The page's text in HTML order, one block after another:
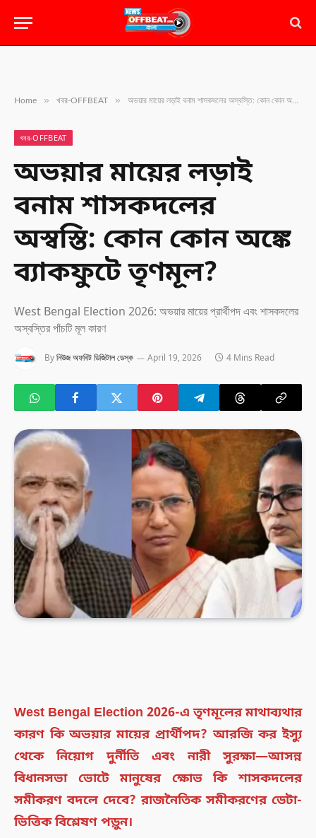
Home » খবর-OFFBEAT » অভয়ার মায়ের লড়াই বনাম শাসকদলের অস্বস্তি: কোন কোন অঙ্কে ব্যাকফুটে তৃণমূল?
খবর-OFFBEAT
অভয়ার মায়ের লড়াই
বনাম শাসকদলের
অস্বস্তি: কোন কোন অঙ্কে
ব্যাকফুটে তৃণমূল?
West Bengal Election 2026: অভয়ার মায়ের প্রার্থীপদ এবং শাসকদলের
অস্বস্তির পাঁচটি মূল কারণ
Byনিউজ অফবিট ডিজিটাল ডেস্ক April 19, 2026 4 Mins Read
West Bengal Election 2026-এ তৃণমূলের মাথাব্যথার
কারণ কি অভয়ার মায়ের প্রার্থীপদ? আরজি কর ইস্যু
থেকে নিয়োগ দুর্নীতি এবং নারী সুরক্ষা—আসন্ন
বিধানসভা ভোটে মানুষের ক্ষোভ কি শাসকদলের
সমীকরণ বদলে দেবে? রাজনৈতিক সমীকরণের ডেটা-
ভিত্তিক বিশ্লেষণ পড়ুন।